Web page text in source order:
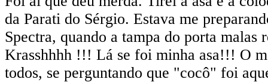
da Parati do Sérgio. Estava me
Spectra, quando a tampa do porta malas
Krasshhhh !!! Lá se foi minha asa!!! O
todos, se perguntando que "cocô" foi